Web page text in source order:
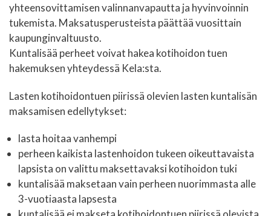
yhteensovittamisen valinnanvapautta ja hyvinvoinnin
tukemista. Maksatusperusteista päättää vuosittain
kaupunginvaltuusto.
Kuntalisää perheet voivat hakea kotihoidon tuen
hakemuksen yhteydessä Kela:sta.
Lasten kotihoidontuen piirissä olevien lasten kuntalisän
maksamisen edellytykset:
lasta hoitaa vanhempi
perheen kaikista lastenhoidon tukeen oikeuttavaista
lapsista on valittu maksettavaksi kotihoidon tuki
kuntalisää maksetaan vain perheen nuorimmasta alle
3-vuotiaasta lapsesta